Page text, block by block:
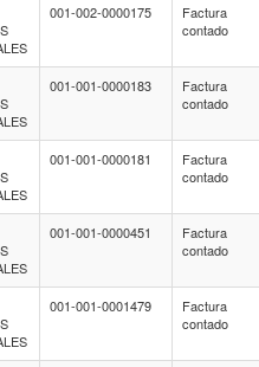
001-002-0000175
Factura
contado
001-001-0000183
Factura
contado
001-001-0000181
Factura
contado
001-001-0000451
Factura
contado
001-001-0001479
Factura
contado